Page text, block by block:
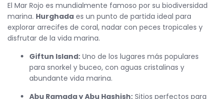
El Mar Rojo es mundialmente famoso por su biodiversidad
marina. Hurghada es un punto de partida ideal para
explorar arrecifes de coral, nadar con peces tropicales y
disfrutar de la vida marina.
Giftun Island: Uno de los lugares más populares
para snorkel y buceo, con aguas cristalinas y
abundante vida marina.
Abu Ramada y Abu Hashish: Sitios perfectos para